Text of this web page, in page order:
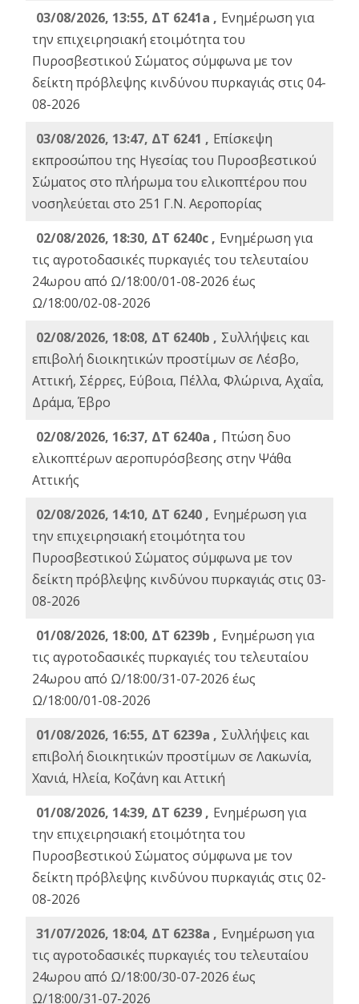
03/08/2026, 13:55, ΔΤ 6241a , Ενημέρωση για
την επιχειρησιακή ετοιμότητα του
Πυροσβεστικού Σώματος σύμφωνα με τον
δείκτη πρόβλεψης κινδύνου πυρκαγιάς στις 04-
08-2026
03/08/2026, 13:47, ΔΤ 6241 , Επίσκεψη
εκπροσώπου της Ηγεσίας του Πυροσβεστικού
Σώματος στο πλήρωμα του ελικοπτέρου που
νοσηλεύεται στο 251 Γ.Ν. Αεροπορίας
02/08/2026, 18:30, ΔΤ 6240c , Ενημέρωση για
τις αγροτοδασικές πυρκαγιές του τελευταίου
24ωρου από Ω/18:00/01-08-2026 έως
Ω/18:00/02-08-2026
02/08/2026, 18:08, ΔΤ 6240b , Συλλήψεις και
επιβολή διοικητικών προστίμων σε Λέσβο,
Αττική, Σέρρες, Εύβοια, Πέλλα, Φλώρινα, Αχαΐα,
Δράμα, Έβρο
02/08/2026, 16:37, ΔΤ 6240a , Πτώση δυο
ελικοπτέρων αεροπυρόσβεσης στην Ψάθα
Αττικής
02/08/2026, 14:10, ΔΤ 6240 , Ενημέρωση για
την επιχειρησιακή ετοιμότητα του
Πυροσβεστικού Σώματος σύμφωνα με τον
δείκτη πρόβλεψης κινδύνου πυρκαγιάς στις 03-
08-2026
01/08/2026, 18:00, ΔΤ 6239b , Ενημέρωση για
τις αγροτοδασικές πυρκαγιές του τελευταίου
24ωρου από Ω/18:00/31-07-2026 έως
Ω/18:00/01-08-2026
01/08/2026, 16:55, ΔΤ 6239a , Συλλήψεις και
επιβολή διοικητικών προστίμων σε Λακωνία,
Χανιά, Ηλεία, Κοζάνη και Αττική
01/08/2026, 14:39, ΔΤ 6239 , Ενημέρωση για
την επιχειρησιακή ετοιμότητα του
Πυροσβεστικού Σώματος σύμφωνα με τον
δείκτη πρόβλεψης κινδύνου πυρκαγιάς στις 02-
08-2026
31/07/2026, 18:04, ΔΤ 6238a , Ενημέρωση για
τις αγροτοδασικές πυρκαγιές του τελευταίου
24ωρου από Ω/18:00/30-07-2026 έως
Ω/18:00/31-07-2026